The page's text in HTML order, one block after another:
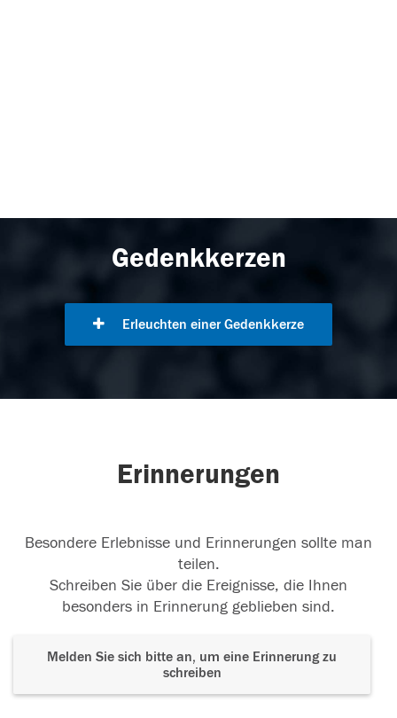
Gedenkkerzen
Erleuchten einer Gedenkkerze
Erinnerungen
Besondere Erlebnisse und Erinnerungen sollte man
teilen.
Schreiben Sie über die Ereignisse, die Ihnen
besonders in Erinnerung geblieben sind.
Melden Sie sich bitte an, um eine Erinnerung zu
schreiben